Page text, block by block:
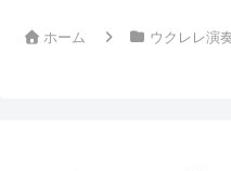
ホーム ウクレレ演